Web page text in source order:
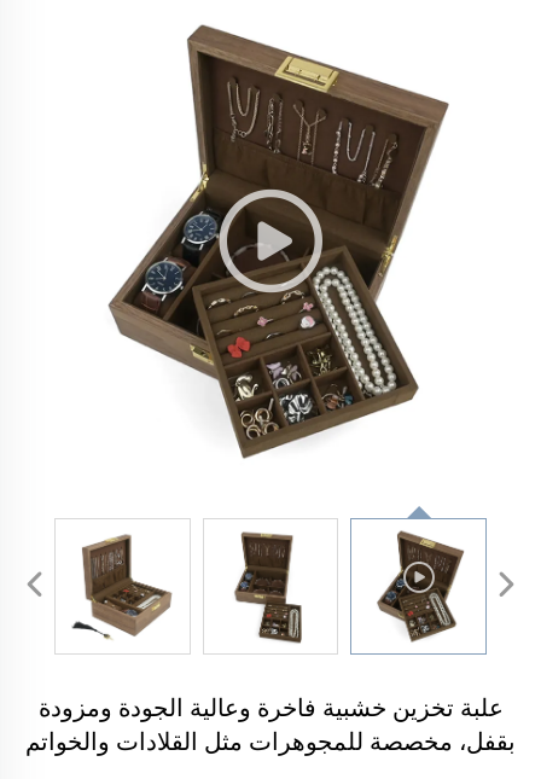
علبة تخزين خشبية فاخرة وعالية الجودة ومزودة
بقفل، مخصصة للمجوهرات مثل القلادات والخواتم